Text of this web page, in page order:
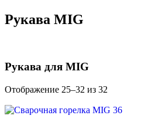
Рукава MIG
Рукава для MIG
Отображение 25–32 из 32